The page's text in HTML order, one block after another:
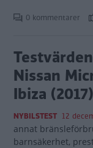
0 kommentarer
Nissan
Ibiza (2017)
NYBILSTEST 12
annat
barnsäkerhet,